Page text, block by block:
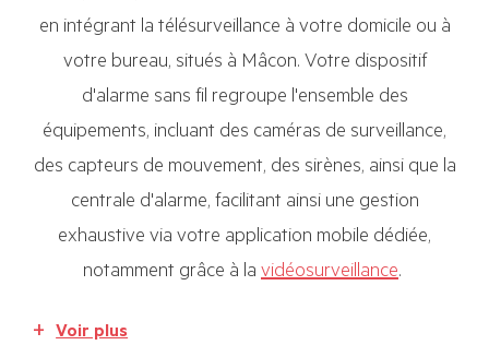
en intégrant la télésurveillance à votre domicile ou à
votre bureau, situés à Mâcon. Votre dispositif
d'alarme sans fil regroupe l'ensemble des
équipements, incluant des caméras de surveillance,
des capteurs de mouvement, des sirènes, ainsi que la
centrale d'alarme, facilitant ainsi une gestion
exhaustive via votre application mobile dédiée,
notamment grâce à la vidéosurveillance.
Voir plus